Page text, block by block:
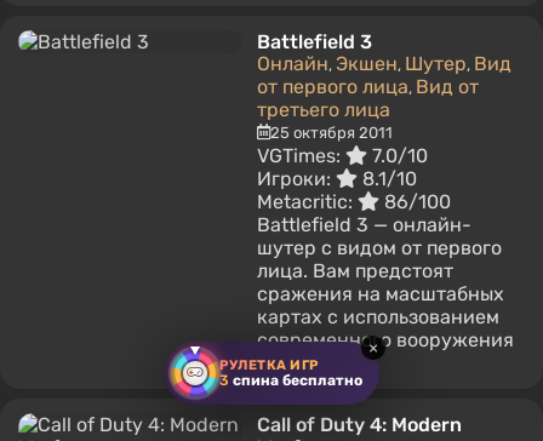
РУЛЕТКА ИГР
3 спина бесплатно
×
Battlefield 3
Онлайн, Экшен, Шутер, Вид
от первого лица, Вид от
третьего лица
25 октября 2011
VGTimes:
7.0/10
Игроки:
8.1/10
Metacritic:
86/100
Battlefield 3 — онлайн-
шутер с видом от первого
лица. Вам предстоят
сражения на масштабных
картах с использованием
современного вооружения
и военной...
Call of Duty 4: Modern